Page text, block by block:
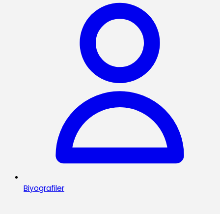
Biyografiler